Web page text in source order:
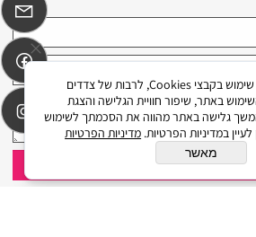
לידיעתך, באתרנו נעשה שימוש בקבצי Cookies, לרבות של צדדים
באתר, שיפור חוויית הגלישה והצגת
גלישה באתר מהווה את הסכמתך לשימוש
במדיניות הפרטיות. מדיניות הפרטיות
מאשר